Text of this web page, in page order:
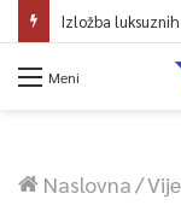
Izložba
Meni
Naslovna/